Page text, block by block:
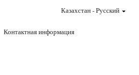
Контактная информация
Казахстан-Pусский